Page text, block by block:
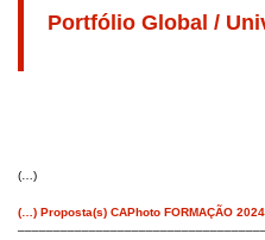
Portfólio Global /
(…)
(…) Proposta(s) CAPhoto FORMAÇÃO